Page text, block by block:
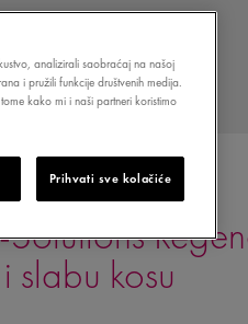
slabu kosu
analizirali saobraćaj na našoj
i pružili funkcije društvenih medija.
kako mi i naši partneri koristimo
Prihvati sve kolačiće